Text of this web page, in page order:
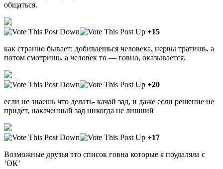
общаться.
+15
как странно бывает: добиваешься человека, нервы тратишь, а
потом смотришь, а человек то — говно, оказывается.
+20
если не знаешь что делать- качай зад, и даже если решение не
придет, накаченный зад никогда не лишний
+17
Возможные друзья это список говна которые я поудаляла с
‘ОК’